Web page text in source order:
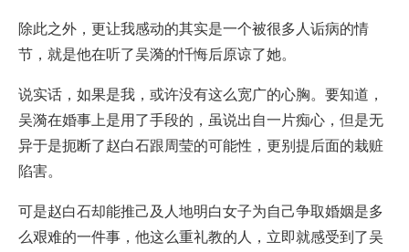
除此之外，更让我感动的其实是一个被很多人诟病的情
节，就是他在听了吴漪的忏悔后原谅了她。
说实话，如果是我，或许没有这么宽广的心胸。要知道，
吴漪在婚事上是用了手段的，虽说出自一片痴心，但是无
异于是扼断了赵白石跟周莹的可能性，更别提后面的栽赃
陷害。
可是赵白石却能推己及人地明白女子为自己争取婚姻是多
么艰难的一件事，他这么重礼教的人，立即就感受到了吴